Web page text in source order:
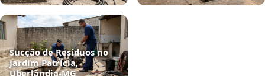
Sucção de Resíduos no
Jardim Patrícia,
Uberlândia‑MG